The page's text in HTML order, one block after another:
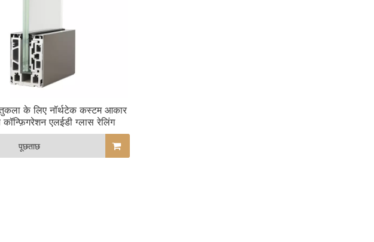
के लिए नॉर्थटेक कस्टम आकार
एलईडी ग्लास रेलिंग
पूछताछ